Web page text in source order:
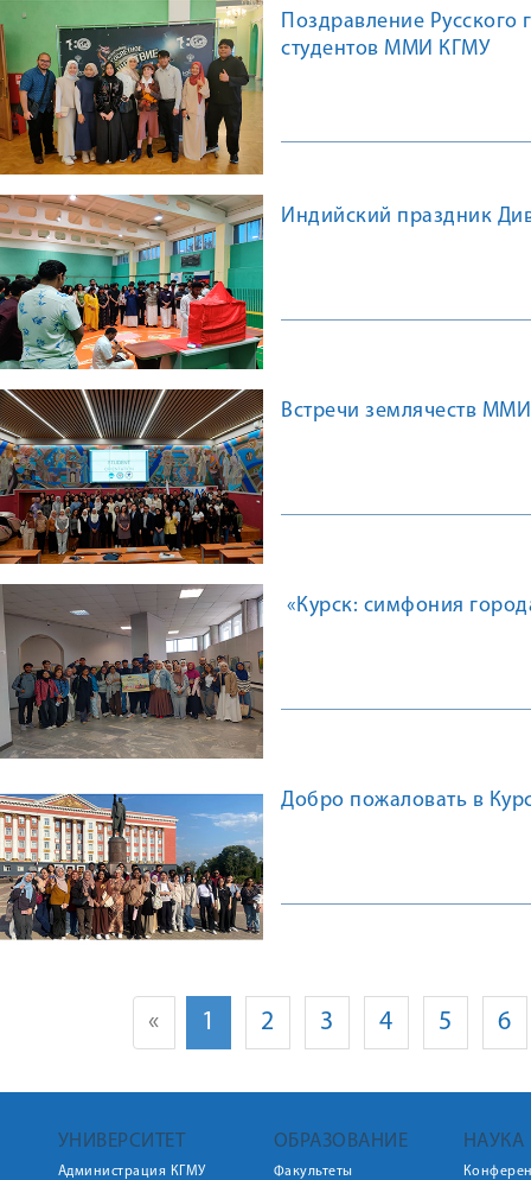
Поздравление Русского
студентов ММИ КГМУ
Индийский праздник
Встречи землячеств
«Курск: симфония
Добро пожаловать в
« 1 2 3 4 5 6
УНИВЕРСИТЕТ
Администрация КГМУ
ОБРАЗОВАНИЕ
Факультеты
НАУКА